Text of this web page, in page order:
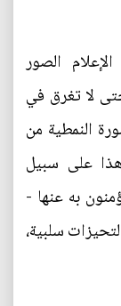
الصور
لا تغرق في
النمطية من
على سبيل
به عنها -
سلبية،